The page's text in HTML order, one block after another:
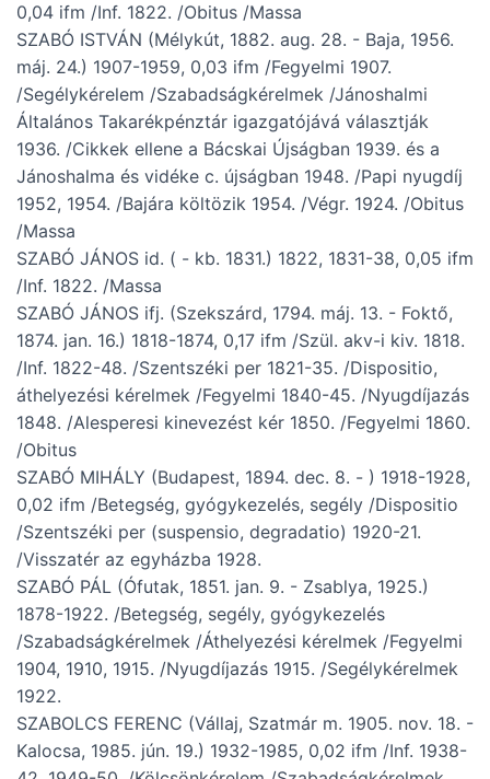
0,04 ifm /Inf. 1822. /Obitus /Massa
SZABÓ ISTVÁN (Mélykút, 1882. aug. 28. - Baja, 1956.
máj. 24.) 1907-1959, 0,03 ifm /Fegyelmi 1907.
/Segélykérelem /Szabadságkérelmek /Jánoshalmi
Általános Takarékpénztár igazgatójává választják
1936. /Cikkek ellene a Bácskai Újságban 1939. és a
Jánoshalma és vidéke c. újságban 1948. /Papi nyugdíj
1952, 1954. /Bajára költözik 1954. /Végr. 1924. /Obitus
/Massa
SZABÓ JÁNOS id. ( - kb. 1831.) 1822, 1831-38, 0,05 ifm
/Inf. 1822. /Massa
SZABÓ JÁNOS ifj. (Szekszárd, 1794. máj. 13. - Foktő,
1874. jan. 16.) 1818-1874, 0,17 ifm /Szül. akv-i kiv. 1818.
/Inf. 1822-48. /Szentszéki per 1821-35. /Dispositio,
áthelyezési kérelmek /Fegyelmi 1840-45. /Nyugdíjazás
1848. /Alesperesi kinevezést kér 1850. /Fegyelmi 1860.
/Obitus
SZABÓ MIHÁLY (Budapest, 1894. dec. 8. - ) 1918-1928,
0,02 ifm /Betegség, gyógykezelés, segély /Dispositio
/Szentszéki per (suspensio, degradatio) 1920-21.
/Visszatér az egyházba 1928.
SZABÓ PÁL (Ófutak, 1851. jan. 9. - Zsablya, 1925.)
1878-1922. /Betegség, segély, gyógykezelés
/Szabadságkérelmek /Áthelyezési kérelmek /Fegyelmi
1904, 1910, 1915. /Nyugdíjazás 1915. /Segélykérelmek
1922.
SZABOLCS FERENC (Vállaj, Szatmár m. 1905. nov. 18. -
Kalocsa, 1985. jún. 19.) 1932-1985, 0,02 ifm /Inf. 1938-